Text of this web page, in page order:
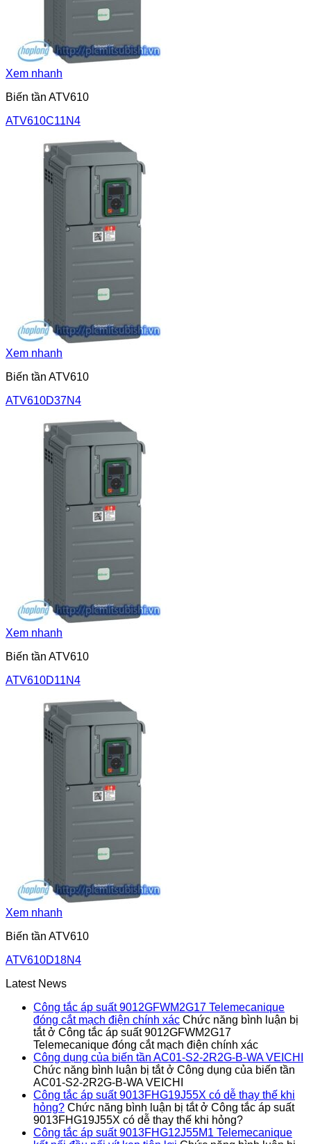
Xem nhanh
Biến tần ATV610
ATV610C11N4
Xem nhanh
Biến tần ATV610
ATV610D37N4
Xem nhanh
Biến tần ATV610
ATV610D11N4
Xem nhanh
Biến tần ATV610
ATV610D18N4
Latest News
Công tắc áp suất 9012GFWM2G17 Telemecanique
đóng cắt mạch điện chính xác Chức năng bình luận bị
tắtở Công tắc áp suất 9012GFWM2G17
Telemecanique đóng cắt mạch điện chính xác
Công dụng của biến tần AC01-S2-2R2G-B-WA VEICHI
Chức năng bình luận bị tắtở Công dụng của biến tần
AC01-S2-2R2G-B-WA VEICHI
Công tắc áp suất 9013FHG19J55X có dễ thay thế khi
hỏng? Chức năng bình luận bị tắtở Công tắc áp suất
9013FHG19J55X có dễ thay thế khi hỏng?
Công tắc áp suất 9013FHG12J55M1 Telemecanique